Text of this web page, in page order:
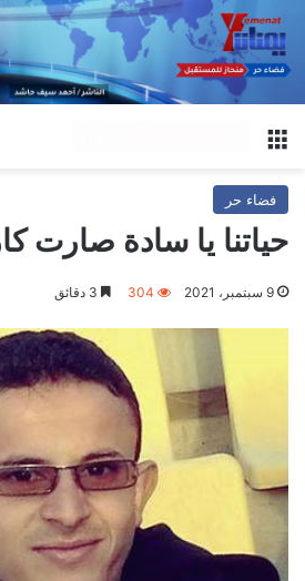
فضاء حر
حياتنا يا سادة صارت
9 سبتمبر، 2021 304